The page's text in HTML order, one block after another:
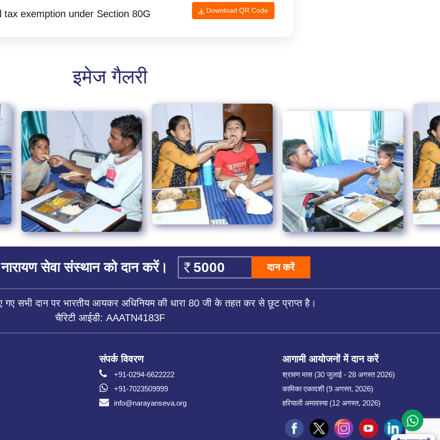
tax exemption under Section 80G Download QR Code
इमेज गैलरी
सेवा संस्थान को दान करें। दान करें
गए सभी दान पर भारतीय आयकर अधिनियम की धारा 80 जी के तहत कर से छूट प्राप्त है।
चैरिटी आईडी: AAATN4183F
संपर्क विवरण
+91-0294-6622222
+91-7023509999
info@narayanseva.org
आगामी आयोजनों में दान करें
श्रावण मास (30 जुलाई - 28 अगस्त 2026)
कामिका एकादशी (9 अगस्त, 2026)
हरियाली अमावस्या (12 अगस्त, 2026)